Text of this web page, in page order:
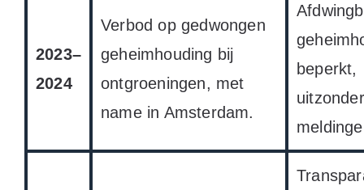
2023–
2024
Verbod op gedwongen
geheimhouding bij
ontgroeningen, met
name in Amsterdam.
beperkt,